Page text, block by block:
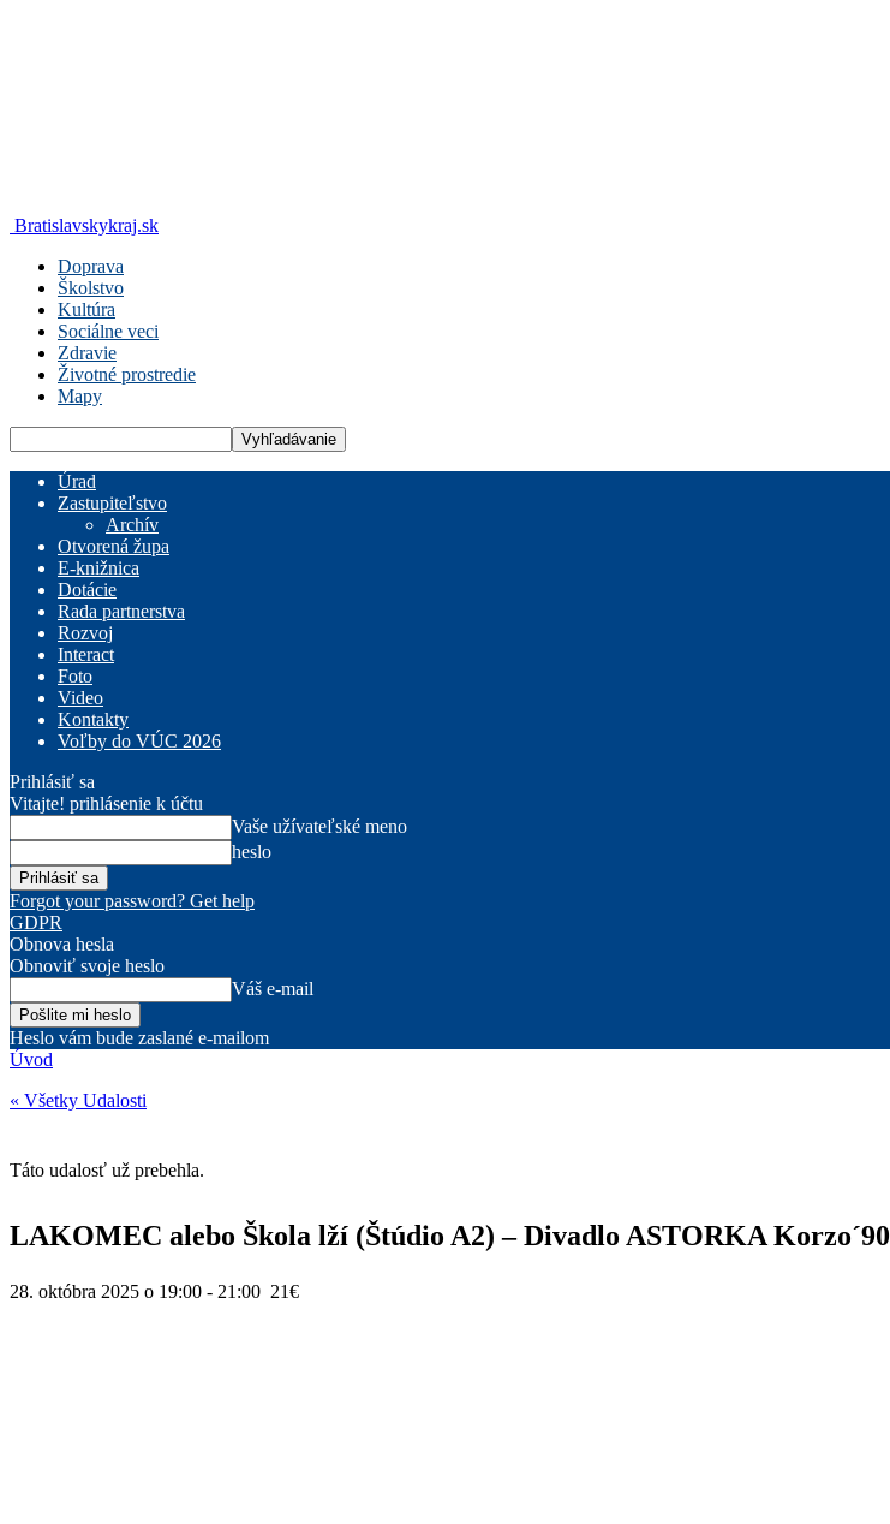
Bratislavskykraj.sk
Doprava
Školstvo
Kultúra
Sociálne veci
Zdravie
Životné prostredie
Mapy
Úrad
Zastupiteľstvo
Archív
Otvorená župa
E-knižnica
Dotácie
Rada partnerstva
Rozvoj
Interact
Foto
Video
Kontakty
Voľby do VÚC 2026
Prihlásiť sa
Vitajte! prihlásenie k účtu
Vaše užívateľské meno
heslo
Forgot your password? Get help
GDPR
Obnova hesla
Obnoviť svoje heslo
Váš e-mail
Heslo vám bude zaslané e-mailom
Úvod
« Všetky Udalosti
Táto udalosť už prebehla.
LAKOMEC alebo Škola lží (Štúdio A2) – Divadlo ASTORKA Korzo´90
28. októbra 2025 o 19:00 - 21:00 21€